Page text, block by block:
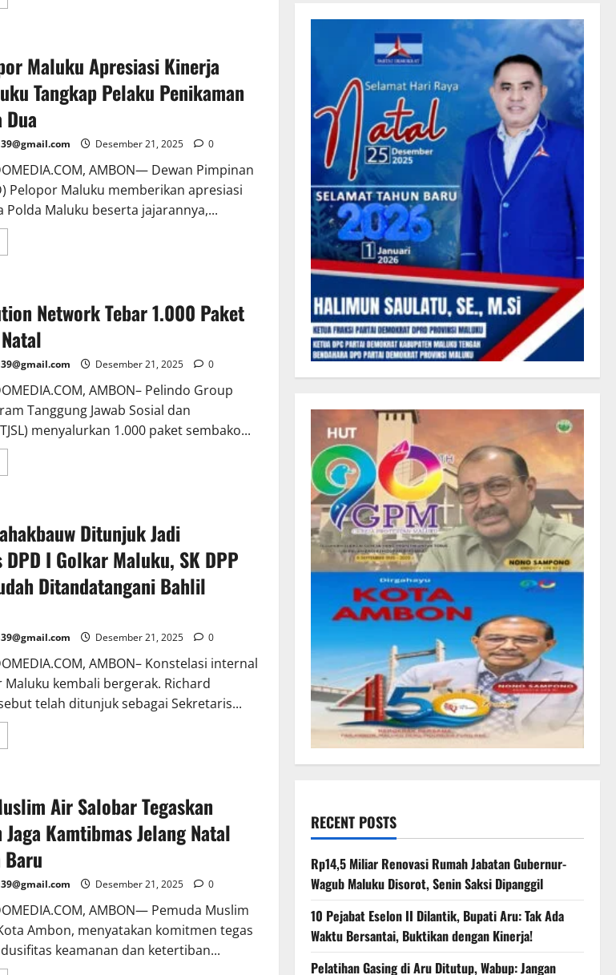
Maluku Apresiasi Kinerja
Tangkap Pelaku Penikaman
Desember 21, 2025 0
AMBON— Dewan Pimpinan
Pelopor Maluku memberikan apresiasi
Polda Maluku beserta jajarannya,...
Network Tebar 1.000 Paket
Desember 21, 2025 0
AMBON– Pelindo Group
Tanggung Jawab Sosial dan
menyalurkan 1.000 paket sembako...
Ditunjuk Jadi
I Golkar Maluku, SK DPP
Ditandatangani Bahlil
Desember 21, 2025 0
AMBON– Konstelasi internal
Maluku kembali bergerak. Richard
telah ditunjuk sebagai Sekretaris...
Air Salobar Tegaskan
Kamtibmas Jelang Natal
Baru
Desember 21, 2025 0
AMBON— Pemuda Muslim
Ambon, menyatakan komitmen tegas
keamanan dan ketertiban...
RECENT POSTS
Rp14,5 Miliar Renovasi Rumah Jabatan Gubernur-
Wagub Maluku Disorot, Senin Saksi Dipanggil
10 Pejabat Eselon II Dilantik, Bupati Aru: Tak Ada
Waktu Bersantai, Buktikan dengan Kinerja!
Pelatihan Gasing di Aru Ditutup, Wabup: Jangan